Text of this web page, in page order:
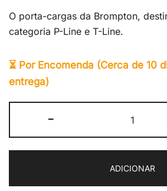
O porta-cargas da Brompton,
categoria P-Line e T-Line.
⏳ Por Encomenda (Cerca de 10
entrega)
-
de
Roller
Frame
ADICIONAR